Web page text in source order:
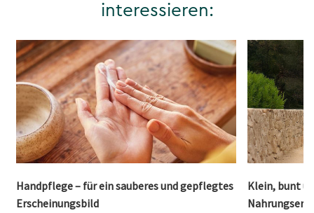
interessieren:
Handpflege – für ein sauberes und gepflegtes
Erscheinungsbild
Klein, bunt